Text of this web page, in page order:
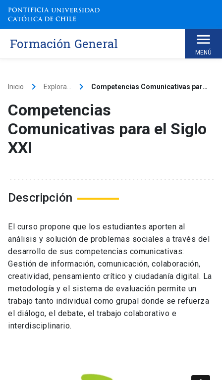
Skip
content
Formación General
MENÚ
Inicio keyboard_arrow_right Explora... keyboard_arrow_right Competencias Comunicativas para el Siglo XXI
Competencias
Comunicativas para el Siglo
XXI
Descripción
El curso propone que los estudiantes aporten al
análisis y solución de problemas sociales a través del
desarrollo de sus competencias comunicativas:
Gestión de información, comunicación, colaboración,
creatividad, pensamiento crítico y ciudadanía digital. La
metodología y el sistema de evaluación permite un
trabajo tanto individual como grupal donde se refuerza
el diálogo, el debate, el trabajo colaborativo e
interdisciplinario.